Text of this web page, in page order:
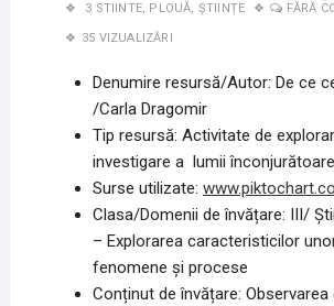
3 STIINTE, PLOUĂ, ȘTIINȚE FĂRĂ
35 VIZUALIZĂRI
Denumire resursă/Autor: De ce
/Carla Dragomir
Tip resursă: Activitate de
investigare a lumii înconjurătoare
Surse utilizate:
Clasa/Domenii de învățare: III/
– Explorarea caracteristicilor
fenomene și procese
Conținut de învățare: